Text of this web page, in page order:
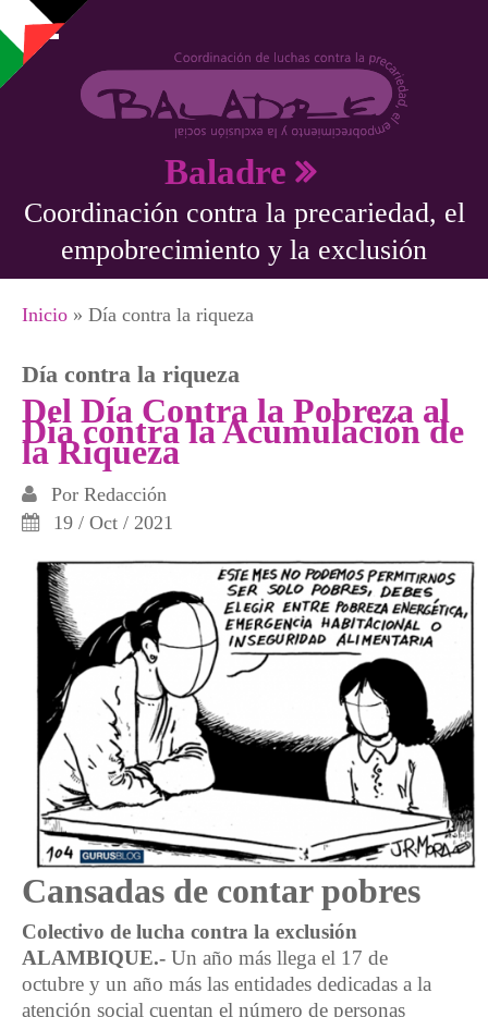
Pasar al contenido principal
Baladre
Coordinación contra la precariedad, el
empobrecimiento y la exclusión
Se encuentra usted aquí
Inicio » Día contra la riqueza
Día contra la riqueza
Del Día Contra la Pobreza al
Día contra la Acumulación de
la Riqueza
Por Redacción
19 / Oct / 2021
Cansadas de contar pobres
Colectivo de lucha contra la exclusión
ALAMBIQUE.- Un año más llega el 17 de
octubre y un año más las entidades dedicadas a la
atención social cuentan el número de personas